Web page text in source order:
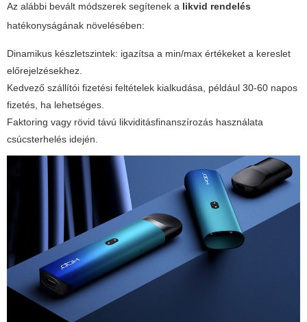
Az alábbi bevált módszerek segítenek a likvid rendelés
hatékonyságának növelésében:
Dinamikus készletszintek: igazítsa a min/max értékeket a kereslet
előrejelzésekhez.
Kedvező szállítói fizetési feltételek kialkudása, például 30-60 napos
fizetés, ha lehetséges.
Faktoring vagy rövid távú likviditásfinanszírozás használata
csúcsterhelés idején.